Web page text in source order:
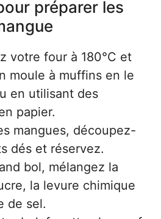
préparer les
votre four à 180°C et
moule à muffins en le
en utilisant des
papier.
mangues, découpez-
dés et réservez.
bol, mélangez la
la levure chimique
de sel.